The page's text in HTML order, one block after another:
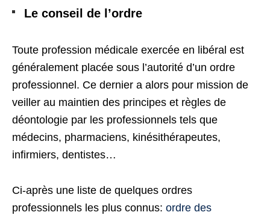
Le conseil de l’ordre
Toute profession médicale exercée en libéral est
généralement placée sous l’autorité d’un ordre
professionnel. Ce dernier a alors pour mission de
veiller au maintien des principes et règles de
déontologie par les professionnels tels que
médecins, pharmaciens, kinésithérapeutes,
infirmiers, dentistes…
Ci-après une liste de quelques ordres
professionnels les plus connus: ordre des